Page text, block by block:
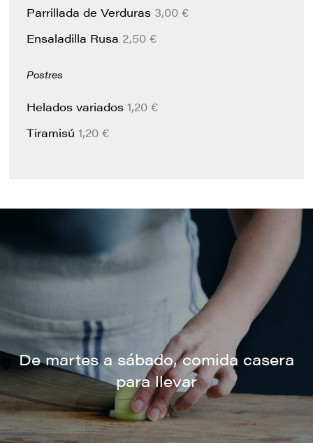
Parrillada de Verduras 3,00 €
Ensaladilla Rusa 2,50 €
Postres
Helados variados1,20 €
Tiramisú1,20 €
De martes a sábado, comida casera
para llevar